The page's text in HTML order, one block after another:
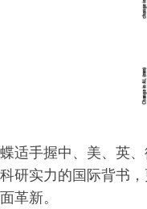
蝶适手握中、美、英
科研实力的国际背书
面革新。